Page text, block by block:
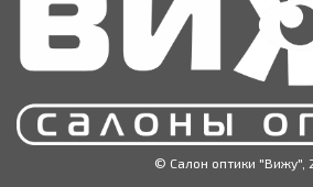
© Салон оптики "Вижу",